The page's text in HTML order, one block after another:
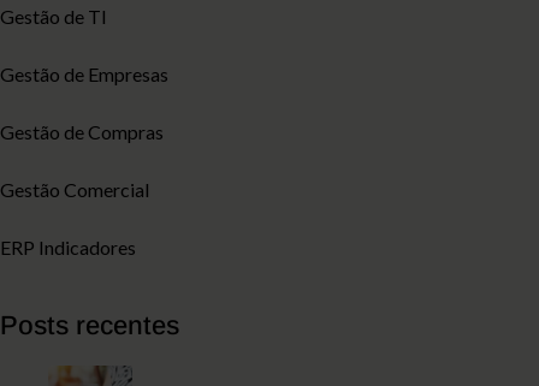
Gestão de TI
Gestão de Empresas
Gestão de Compras
Gestão Comercial
ERP Indicadores
Posts recentes